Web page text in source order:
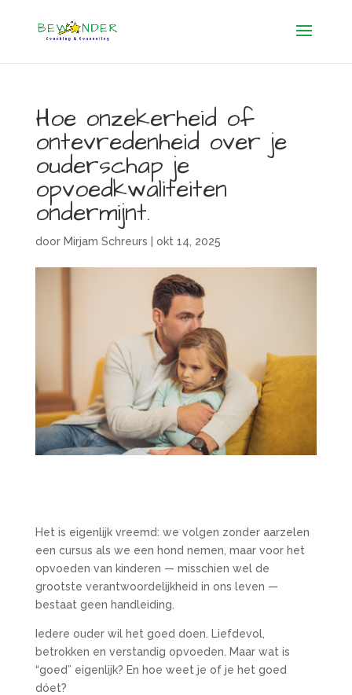
Hoe onzekerheid of
ontevredenheid over je
ouderschap je
opvoedkwaliteiten
ondermijnt.
door Mirjam Schreurs okt 14, 2025
Het is eigenlijk vreemd: we volgen zonder aarzelen
een cursus als we een hond nemen, maar voor het
opvoeden van kinderen — misschien wel de
grootste verantwoordelijkheid in ons leven —
bestaat geen handleiding.
Iedere ouder wil het goed doen. Liefdevol,
betrokken en verstandig opvoeden. Maar wat is
“goed” eigenlijk? En hoe weet je of je het goed
dóet?